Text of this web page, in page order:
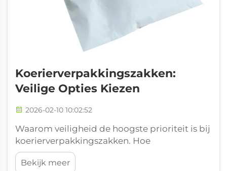
Koerierverpakkingszakken:
Veilige Opties Kiezen
2026-02-10 10:02:52
Waarom veiligheid de hoogste prioriteit is bij
koerierverpakkingszakken. Hoe
ontoereikende koerierverpakkingszakken de
productintegriteit en het klantvertrouwen
Bekijk meer